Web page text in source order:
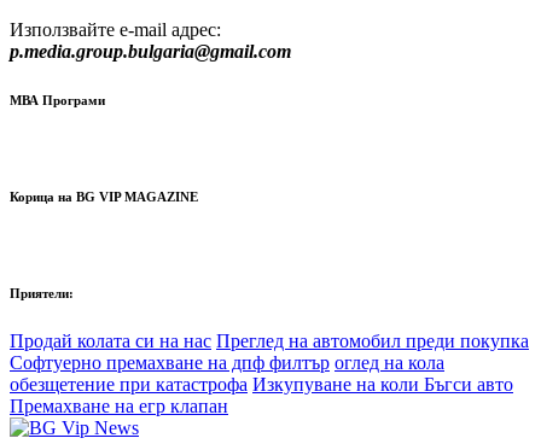
Използвайте e-mail адрес:
p.media.group.bulgaria@gmail.com
МВА Програми
Корица на BG VIP MAGAZINE
Приятели:
Продай колата си на нас Преглед на автомобил преди покупка
Софтуерно премахване на дпф филтър оглед на кола
обезщетение при катастрофа Изкупуване на коли Бъгси авто
Премахване на егр клапан